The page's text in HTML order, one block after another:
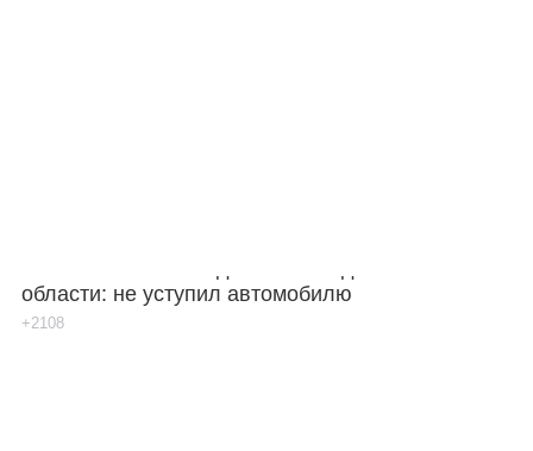
области: не уступил автомобилю
+2108